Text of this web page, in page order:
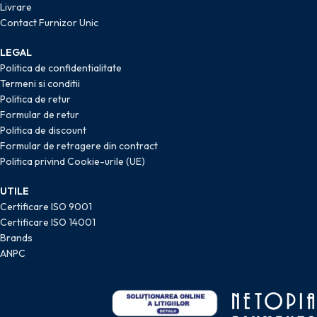
Livrare
Contact Furnizor Unic
LEGAL
Politica de confidentialitate
Termeni si conditii
Politica de retur
Formular de retur
Politica de discount
Formular de retragere din contract
Politica privind Cookie-urile (UE)
UTILE
Certificare ISO 9001
Certificare ISO 14001
Brands
ANPC